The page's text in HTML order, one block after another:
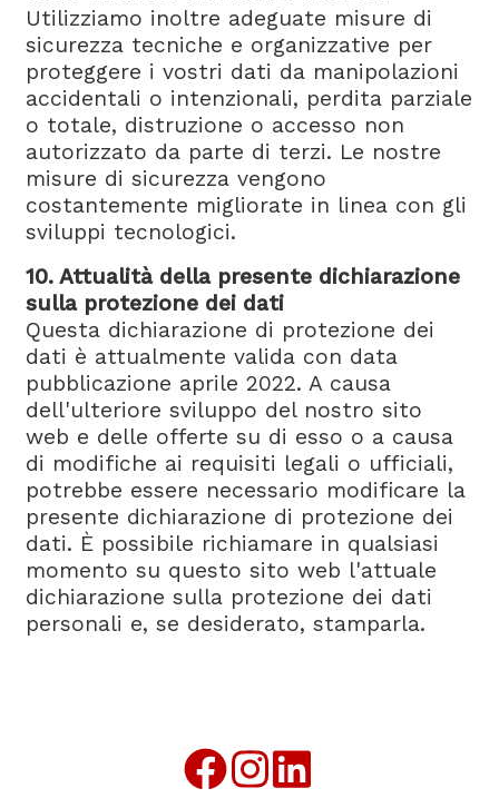
Utilizziamo inoltre adeguate misure di
sicurezza tecniche e organizzative per
proteggere i vostri dati da manipolazioni
accidentali o intenzionali, perdita parziale
o totale, distruzione o accesso non
autorizzato da parte di terzi. Le nostre
misure di sicurezza vengono
costantemente migliorate in linea con gli
sviluppi tecnologici.
10. Attualità della presente dichiarazione
sulla protezione dei dati
Questa dichiarazione di protezione dei
dati è attualmente valida con data
pubblicazione aprile 2022. A causa
dell'ulteriore sviluppo del nostro sito
web e delle offerte su di esso o a causa
di modifiche ai requisiti legali o ufficiali,
potrebbe essere necessario modificare la
presente dichiarazione di protezione dei
dati. È possibile richiamare in qualsiasi
momento su questo sito web l'attuale
dichiarazione sulla protezione dei dati
personali e, se desiderato, stamparla.